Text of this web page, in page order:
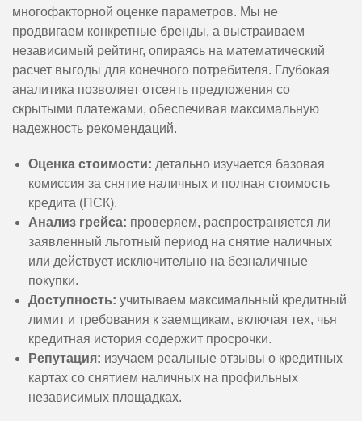
многофакторной оценке параметров. Мы не
продвигаем конкретные бренды, а выстраиваем
независимый рейтинг, опираясь на математический
расчет выгоды для конечного потребителя. Глубокая
аналитика позволяет отсеять предложения со
скрытыми платежами, обеспечивая максимальную
надежность рекомендаций.
Оценка стоимости: детально изучается базовая
комиссия за снятие наличных и полная стоимость
кредита (ПСК).
Анализ грейса: проверяем, распространяется ли
заявленный льготный период на снятие наличных
или действует исключительно на безналичные
покупки.
Доступность: учитываем максимальный кредитный
лимит и требования к заемщикам, включая тех, чья
кредитная история содержит просрочки.
Репутация: изучаем реальные отзывы о кредитных
картах со снятием наличных на профильных
независимых площадках.